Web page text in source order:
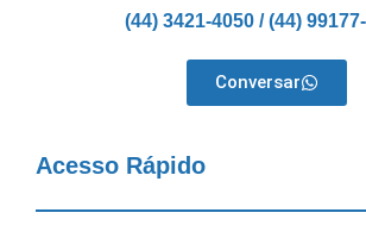
(44) 3421-4050 / (44)
Conversar
Acesso Rápido